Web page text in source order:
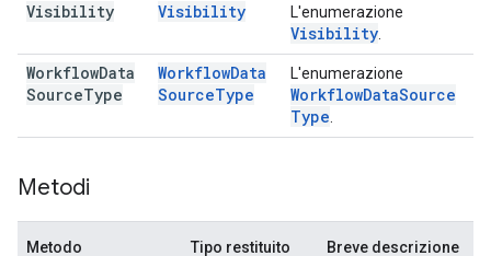
Visibility Visibility L'enumerazione
Visibility
WorkflowData
SourceType
WorkflowData
SourceType
L'enumerazione
WorkflowDataSource
Type
Metodi
Metodo Tipo restituito Breve descrizione